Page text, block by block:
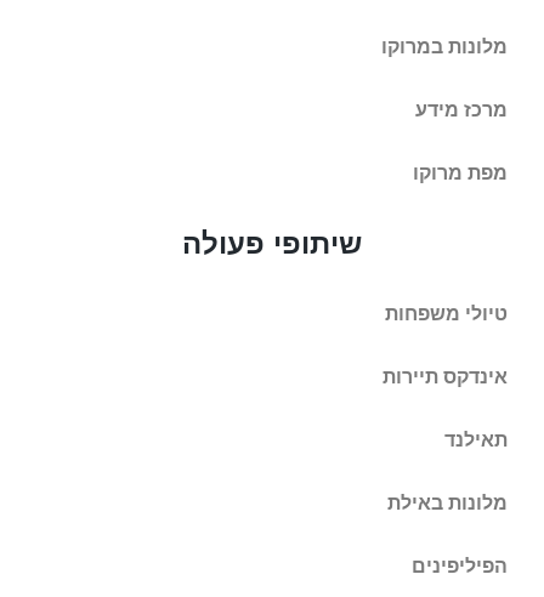
מלונות במרוקו
מרכז מידע
מפת מרוקו
שיתופי פעולה
טיולי משפחות
אינדקס תיירות
תאילנד
מלונות באילת
הפיליפינים